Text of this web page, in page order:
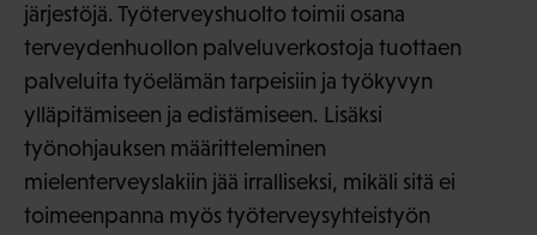
järjestöjä. Työterveyshuolto toimii osana
terveydenhuollon palveluverkostoja tuottaen
palveluita työelämän tarpeisiin ja työkyvyn
ylläpitämiseen ja edistämiseen. Lisäksi
työnohjauksen määritteleminen
mielenterveyslakiin jää irralliseksi, mikäli sitä ei
toimeenpanna myös työterveysyhteistyön